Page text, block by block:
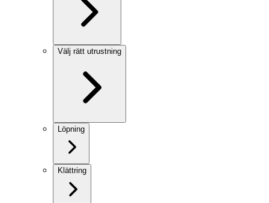
Välj rätt utrustning
Löpning
Klättring